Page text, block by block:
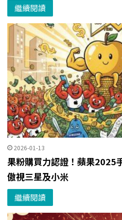
繼續閱讀
2026-01-13
果粉購買力認證！蘋果2025
傲視三星及小米
繼續閱讀